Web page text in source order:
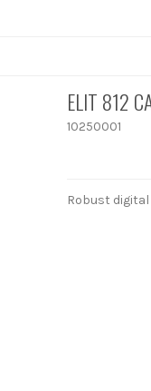
ELIT 812
10250001
Robust digital